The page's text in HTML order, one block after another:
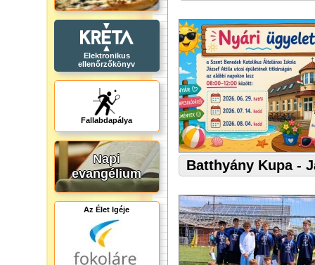
Elektronikus
ellenőrzőkönyv
Fallabdapálya
Napi
evangélium
Az Élet Igéje
Batthyány Kupa -